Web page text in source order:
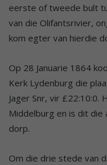
eerste of tweede bult
van die Olifantsrivier,
kom egter van hierdie
Op 28 Januarie 1864
Kerk Lydenburg die
Jager Snr, vir £22:10:0.
Middelburg en is dit
dorp.
Om die drie stede van